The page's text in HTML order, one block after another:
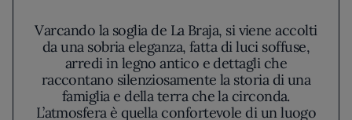
Varcando la soglia de La Braja, si viene accolti
da una sobria eleganza, fatta di luci soffuse,
arredi in legno antico e dettagli che
raccontano silenziosamente la storia di una
famiglia e della terra che la circonda.
L’atmosfera è quella confortevole di un luogo